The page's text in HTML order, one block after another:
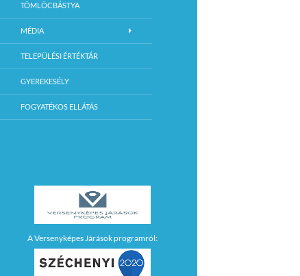
TÖMLÖCBÁSTYA
MÉDIA
TELEPÜLÉSI ÉRTÉKTÁR
GYEREKESÉLY
FOGYATÉKOS ELLÁTÁS
A Versenyképes Járások programról: